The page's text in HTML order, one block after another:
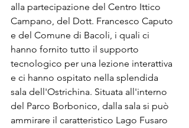
alla partecipazione del Centro Ittico
Campano, del Dott. Francesco Caputo
e del Comune di Bacoli, i quali ci
hanno fornito tutto il supporto
tecnologico per una lezione interattiva
e ci hanno ospitato nella splendida
sala dell'Ostrichina. Situata all'interno
del Parco Borbonico, dalla sala si può
ammirare il caratteristico Lago Fusaro